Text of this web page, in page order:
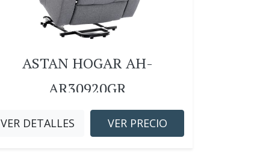
ASTAN HOGAR AH-
AR30920GR
VER DETALLES VER PRECIO